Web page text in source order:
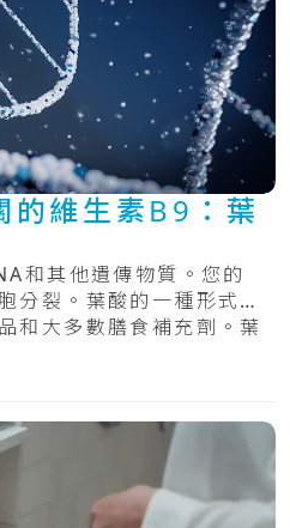
的維生素B9：葉
和其他遺傳物質。您的
分裂。葉酸的一種形式，
和大多數膳食補充劑。葉